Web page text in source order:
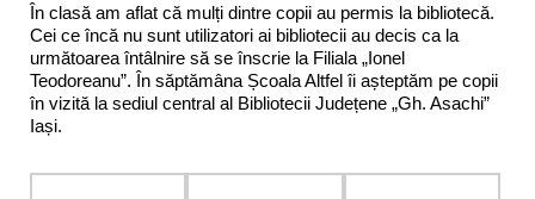
În clasă am aflat că mulți dintre copii au permis la bibliotecă.
Cei ce încă nu sunt utilizatori ai bibliotecii au decis ca la
următoarea întâlnire să se înscrie la Filiala „Ionel
Teodoreanu”. În săptămâna Școala Altfel îi așteptăm pe copii
în vizită la sediul central al Bibliotecii Județene „Gh. Asachi”
Iași.